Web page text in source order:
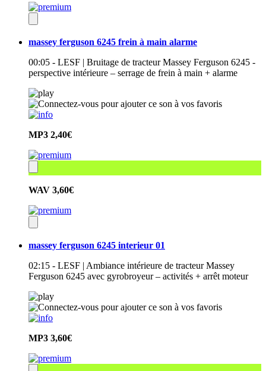
massey ferguson 6245 frein à main alarme
00:05 - LESF | Bruitage de tracteur Massey Ferguson 6245 -
perspective intérieure – serrage de frein à main + alarme
MP3 2,40€
WAV 3,60€
massey ferguson 6245 interieur 01
02:15 - LESF | Ambiance intérieure de tracteur Massey
Ferguson 6245 avec gyrobroyeur – activités + arrêt moteur
MP3 3,60€